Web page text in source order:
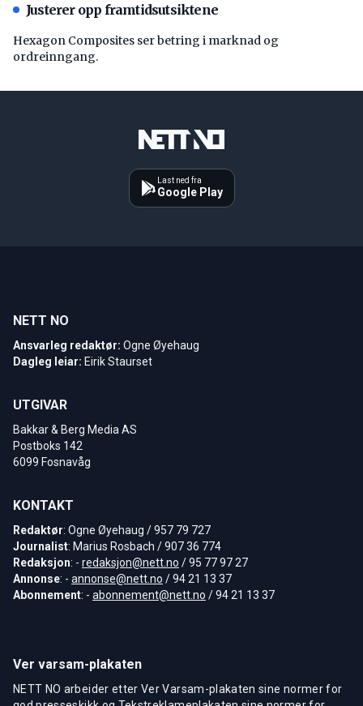
Justerer opp framtidsutsiktene
Hexagon Composites ser betring i marknad og
ordreinngang.
Last ned fra
Google Play
NETT NO
Ansvarleg redaktør: Ogne Øyehaug
Dagleg leiar: Eirik Staurset
UTGIVAR
Bakkar & Berg Media AS
Postboks 142
6099 Fosnavåg
KONTAKT
Redaktør: Ogne Øyehaug / 957 79 727
Journalist: Marius Rosbach / 907 36 774
Redaksjon: - redaksjon@nett.no / 95 77 97 27
Annonse: - annonse@nett.no / 94 21 13 37
Abonnement: - abonnement@nett.no / 94 21 13 37
Ver varsam-plakaten
NETT NO arbeider etter Ver Varsam-plakaten sine normer for